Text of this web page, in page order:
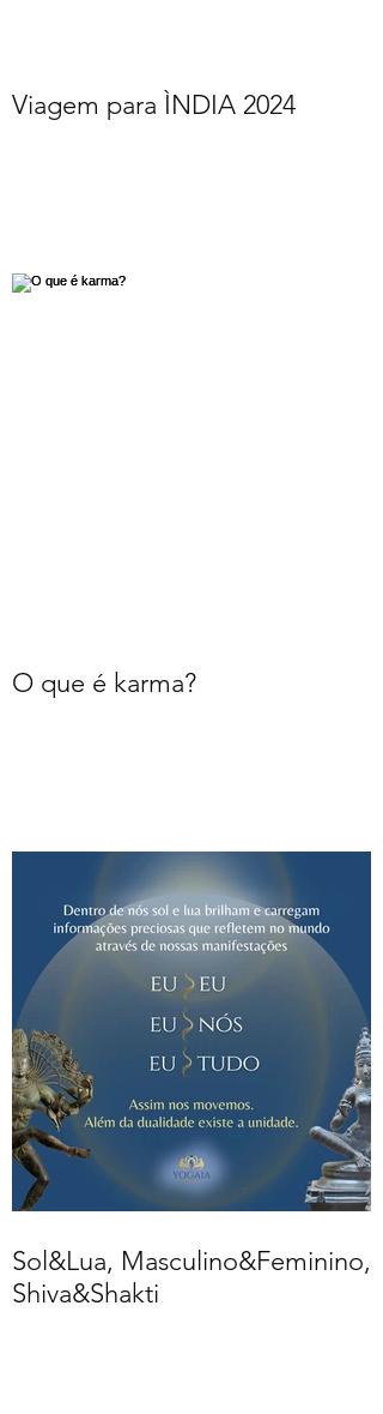
Viagem para ÌNDIA 2024
O que é karma?
Sol&Lua, Masculino&Feminino,
Shiva&Shakti